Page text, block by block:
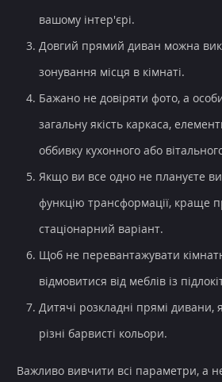
вашому інтер'єрі.
Довгий прямий диван можна
зонування місця в кімнаті.
Бажано не довіряти фото, а
загальну якість каркаса,
оббивку кухонного або
Якщо ви все одно не плануєте
функцію трансформації, краще
стаціонарний варіант.
Щоб не перевантажувати
відмовитися від меблів із
Дитячі розкладні прямі
різні барвисті кольори.
Важливо вивчити всі параметри, а